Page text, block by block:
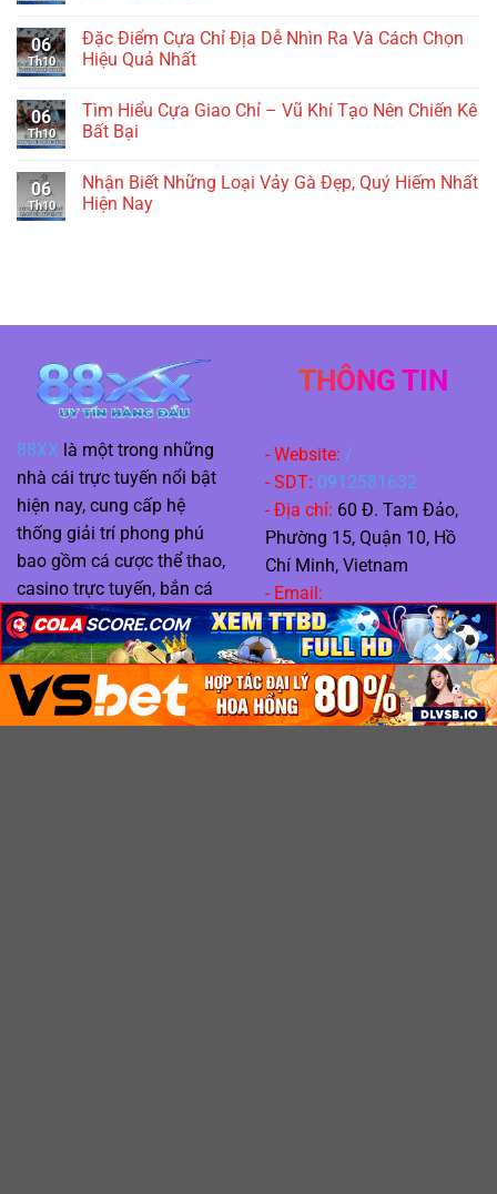
06
Th10
Đặc Điểm Cựa Chỉ Địa Dễ Nhìn Ra Và Cách Chọn
Hiệu Quả Nhất
06
Th10
Tìm Hiểu Cựa Giao Chỉ – Vũ Khí Tạo Nên Chiến Kê
Bất Bại
06
Th10
Nhận Biết Những Loại Vảy Gà Đẹp, Quý Hiếm Nhất
Hiện Nay
88XX là một trong những
nhà cái trực tuyến nổi bật
hiện nay, cung cấp hệ
thống giải trí phong phú
bao gồm cá cược thể thao,
casino trực tuyến, bắn cá
và slot game hiện đại. Với
nền tảng công nghệ tiên
tiến, giao diện thân thiện và
dịch vụ nạp rút nhanh
chóng, 88XX mang đến
THÔNG TIN
- Website: /
- SDT: 0912581632
- Địa chỉ: 60 Đ. Tam Đảo,
Phường 15, Quận 10, Hồ
Chí Minh, Vietnam
- Email:
88xxwiki@gmail.com
Hashtag:#88xx #88xxapk
#nhacai88xx
#trangchu88xx #88xxcom
#88xxapp #88xxslot
×
×
×